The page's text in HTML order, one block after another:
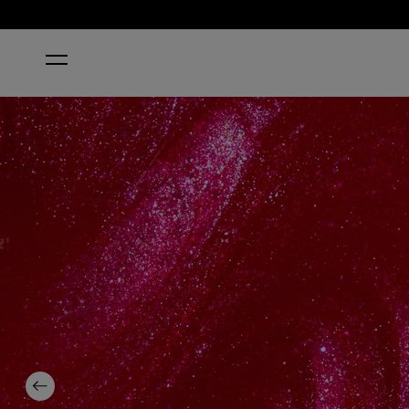
STARTSEITE RING THE ALARM
Previous